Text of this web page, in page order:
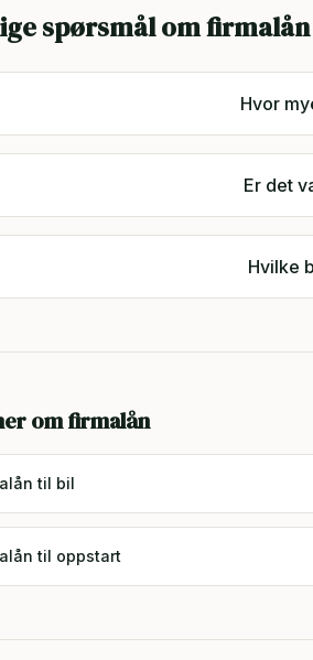
spørsmål om
Hvor
Er det
Hvilke
om firmalån
til bil
til oppstart